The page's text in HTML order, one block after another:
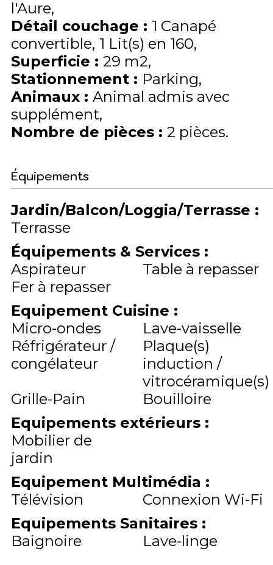
l'Aure
Détail couchage : 1 Canapé
convertible 1 Lit(s) en 160
Superficie : 29 m2
Stationnement : Parking
Animaux : Animal admis avec
supplément
Nombre de pièces : 2 pièces
Équipements
Jardin/Balcon/Loggia/Terrasse :
Terrasse
Équipements & Services :
Aspirateur
Table à repasser
Fer à repasser
Equipement Cuisine :
Micro-ondes
Lave-vaisselle
Réfrigérateur /
congélateur
Plaque(s)
induction /
vitrocéramique(s)
Grille-Pain
Bouilloire
Equipements extérieurs :
Mobilier de
jardin
Equipement Multimédia :
Télévision
Connexion Wi-Fi
Equipements Sanitaires :
Baignoire
Lave-linge